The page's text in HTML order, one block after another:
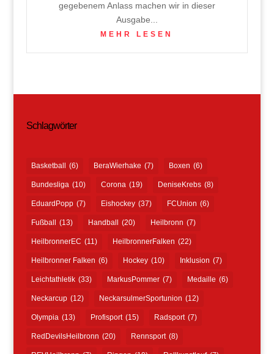
gegebenem Anlass machen wir in dieser
Ausgabe...
MEHR LESEN
Schlagwörter
Basketball (6) BeraWierhake (7) Boxen (6)
Bundesliga (10) Corona (19) DeniseKrebs (8)
EduardPopp (7) Eishockey (37) FCUnion (6)
Fußball (13) Handball (20) Heilbronn (7)
HeilbronnerEC (11) HeilbronnerFalken (22)
Heilbronner Falken (6) Hockey (10) Inklusion (7)
Leichtathletik (33) MarkusPommer (7) Medaille (6)
Neckarcup (12) NeckarsulmerSportunion (12)
Olympia (13) Profisport (15) Radsport (7)
RedDevilsHeilbronn (20) Rennsport (8)